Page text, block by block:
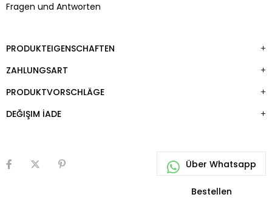
Fragen und Antworten
PRODUKTEIGENSCHAFTEN
ZAHLUNGSART
PRODUKTVORSCHLÄGE
DEĞIŞIM İADE